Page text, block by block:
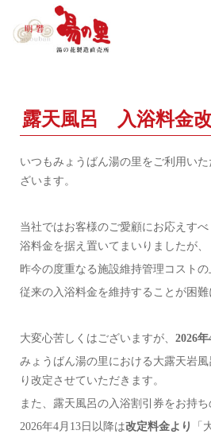
露天風呂 入浴料金
いつもみょうばん湯の里をご利用い
ざいます。
当社ではお客様のご愛顧にお応えす
浴料金を据え置いてまいりましたが、
昨今の度重なる施設維持管理コストの
従来の入浴料金を維持することが困難
大変心苦しくはございますが、 2026
みょうばん湯の里における大露天岩
り改定させていただきます。
また、露天風呂の入浴割引券をお持ち
2026年4月13日以降は改定料金より
「